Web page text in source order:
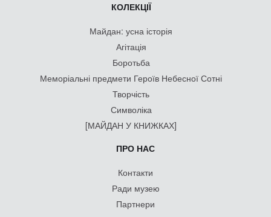
КОЛЕКЦІЇ
Майдан: усна історія
Агітація
Боротьба
Меморіальні предмети Героїв Небесної Сотні
Творчість
Символіка
[МАЙДАН У КНИЖКАХ]
ПРО НАС
Контакти
Ради музею
Партнери